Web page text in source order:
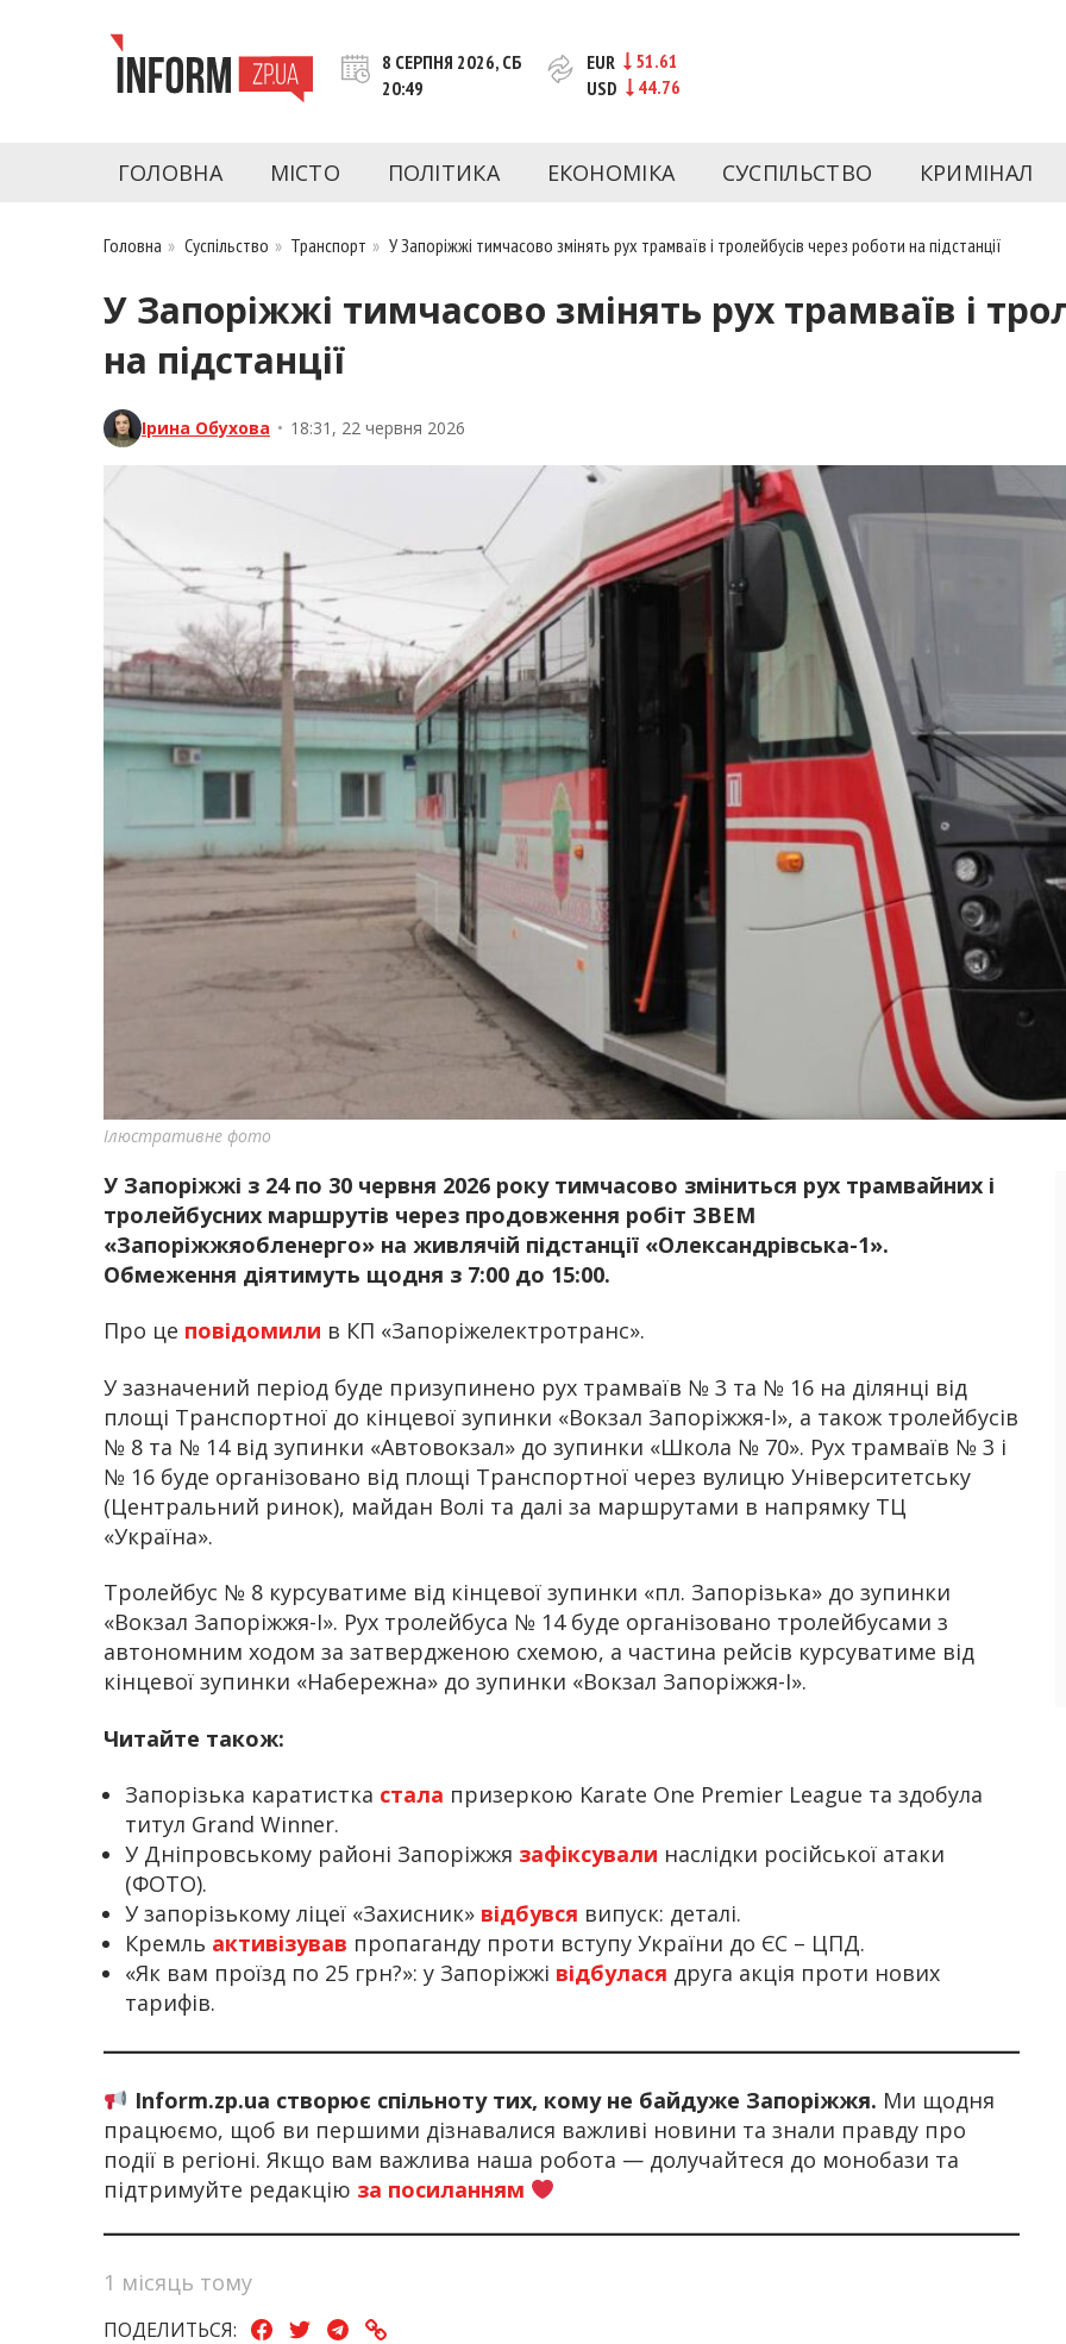
INFORM.ZP.UA – це інформаційний портал та веб-сайт новин міста Запоріжжя. Кожен день ми
Запоріжжя та Запорізької області на день. Інформація та особи Запоріжжя. INFORM.ZP.UA публікує
8 СЕРПНЯ 2026, СБ
20:49
EUR
51.61
USD
44.76
ГОЛОВНА МІСТО ПОЛІТИКА ЕКОНОМІКА СУСПІЛЬСТВО КРИМІНАЛ
Головна » Суспільство » Транспорт » У Запоріжжі тимчасово змінять рух трамваїв і тролейбусів через роботи на підстанції
У Запоріжжі тимчасово змінять рух трамваїв і
на підстанції
Ірина Обухова • 18:31, 22 червня 2026
Ілюстративне фото
У Запоріжжі з 24 по 30 червня 2026 року тимчасово зміниться рух трамвайних і
тролейбусних маршрутів через продовження робіт ЗВЕМ
«Запоріжжяобленерго» на живлячій підстанції «Олександрівська-1».
Обмеження діятимуть щодня з 7:00 до 15:00.
Про це повідомили в КП «Запоріжелектротранс».
У зазначений період буде призупинено рух трамваїв № 3 та № 16 на ділянці від
площі Транспортної до кінцевої зупинки «Вокзал Запоріжжя-І», а також тролейбусів
№ 8 та № 14 від зупинки «Автовокзал» до зупинки «Школа № 70». Рух трамваїв № 3 і
№ 16 буде організовано від площі Транспортної через вулицю Університетську
(Центральний ринок), майдан Волі та далі за маршрутами в напрямку ТЦ
«Україна».
Тролейбус № 8 курсуватиме від кінцевої зупинки «пл. Запорізька» до зупинки
«Вокзал Запоріжжя-І». Рух тролейбуса № 14 буде організовано тролейбусами з
автономним ходом за затвердженою схемою, а частина рейсів курсуватиме від
кінцевої зупинки «Набережна» до зупинки «Вокзал Запоріжжя-І».
Читайте також:
Запорізька каратистка стала призеркою Karate One Premier League та здобула
титул Grand Winner.
У Дніпровському районі Запоріжжя зафіксували наслідки російської атаки
(ФОТО).
У запорізькому ліцеї «Захисник» відбувся випуск: деталі.
Кремль активізував пропаганду проти вступу України до ЄС – ЦПД.
«Як вам проїзд по 25 грн?»: у Запоріжжі відбулася друга акція проти нових
тарифів.
Inform.zp.ua створює спільноту тих, кому не байдуже Запоріжжя. Ми щодня
працюємо, щоб ви першими дізнавалися важливі новини та знали правду про
події в регіоні. Якщо вам важлива наша робота — долучайтеся до монобази та
підтримуйте редакцію за посиланням
1 місяць тому
ПОДЕЛИТЬСЯ: